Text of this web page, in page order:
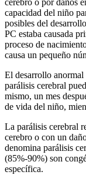
cerebro o por daños
capacidad del niño
posibles del
PC estaba causada
proceso de
causa un pequeño
El desarrollo anormal
parálisis cerebral
mismo, un mes
de vida del niño,
La parálisis cerebral
cerebro o con un
denomina parálisis
(85%-90%) son
específica.